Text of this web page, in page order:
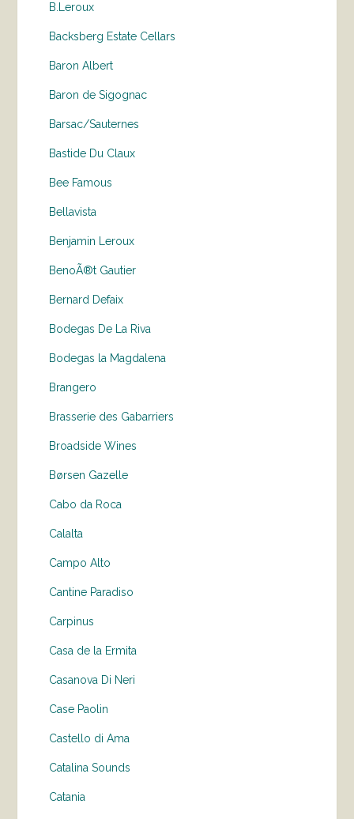
B.Leroux
Backsberg Estate Cellars
Baron Albert
Baron de Sigognac
Barsac/Sauternes
Bastide Du Claux
Bee Famous
Bellavista
Benjamin Leroux
BenoÃ®t Gautier
Bernard Defaix
Bodegas De La Riva
Bodegas la Magdalena
Brangero
Brasserie des Gabarriers
Broadside Wines
Børsen Gazelle
Cabo da Roca
Calalta
Campo Alto
Cantine Paradiso
Carpinus
Casa de la Ermita
Casanova Di Neri
Case Paolin
Castello di Ama
Catalina Sounds
Catania